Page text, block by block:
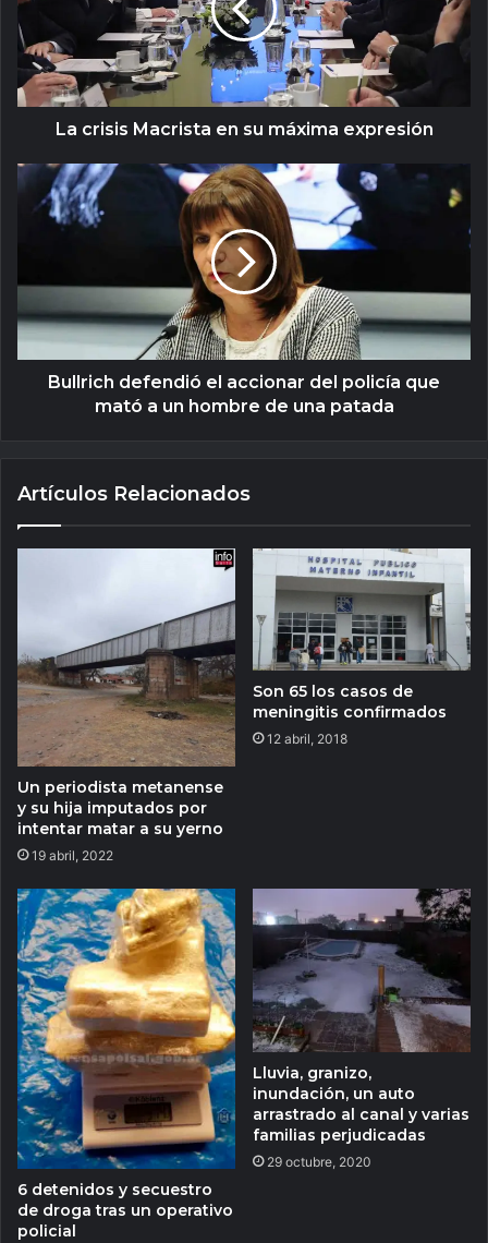
La crisis Macrista en su máxima expresión
Bullrich defendió el accionar del policía que
mató a un hombre de una patada
Artículos Relacionados
Un periodista metanense
y su hija imputados por
intentar matar a su yerno
19 abril, 2022
Son 65 los casos de
meningitis confirmados
12 abril, 2018
6 detenidos y secuestro
de droga tras un operativo
policial
Lluvia, granizo,
inundación, un auto
arrastrado al canal y varias
familias perjudicadas
29 octubre, 2020